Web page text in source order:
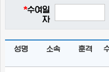
*수여일
자
성명 소속 훈격